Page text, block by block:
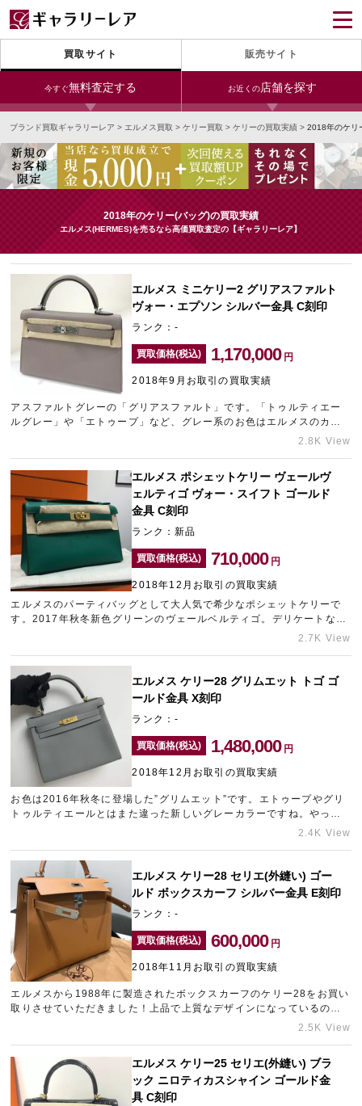
買取サイト 販売サイト
今すぐ無料査定する お近くの店舗を探す
今すぐLINE査定
24時間受付（対応時間10:00～19:00）
宅配買取を申し込む
無料の宅配キットをお届けします
今すぐ電話査定
受付時間 10:00～19:00
銀座本店 青山表参道店 新宿東口店
小田急新宿店
心斎橋本店 東心斎橋店 梅田店
なんば店 神戸元町(三宮)店 LAB大阪
中野ブロードウェイ
宅配買取を申し込む
無料の宅配キットをお届けします
ブランド買取ギャラリーレア > エルメス買取 > ケリー買取 > ケリーの買取実績 > 2018年のケリ
2018年のケリー(バッグ)の買取実績
エルメス(HERMES)を売るなら高価買取査定の【ギャラリーレア】
エルメス ミニケリー2 グリアスファルト
ヴォー・エプソン シルバー金具 C刻印
ランク：-
買取価格(税込) 1,170,000 円
2018年9月お取引の買取実績
アスファルトグレーの「グリアスファルト」です。「トゥルティエー
ルグレー」や「エトゥープ」など、グレー系のお色はエルメスのカラ
ーの中でも特に人気が高く、他にもブラック系など、お洋服に合わせ
2.8K View
エルメス ポシェットケリー ヴェールヴ
ェルティゴ ヴォー・スイフト ゴールド
金具 C刻印
ランク：新品
買取価格(税込) 710,000 円
2018年12月お取引の買取実績
エルメスのパーティバッグとして大人気で希少なポシェットケリーで
す。2017年秋冬新色グリーンのヴェールベルティゴ。デリケートなス
イフト素材は取り扱いに気を使う点があり、丈夫なエプソン素材でし
2.7K View
エルメス ケリー28 グリムエット トゴ ゴ
ールド金具 X刻印
ランク：-
買取価格(税込) 1,480,000 円
2018年12月お取引の買取実績
お色は2016年秋冬に登場した”グリムエット”です。エトゥープやグリ
トゥルティエールとはまた違った新しいグレーカラーですね。やっぱ
りブラックやグレーなどのモノトーンカラーは人気が落ちません！お
2.4K View
エルメス ケリー28 セリエ(外縫い) ゴー
ルド ボックスカーフ シルバー金具 E刻印
ランク：-
買取価格(税込) 600,000 円
2018年11月お取引の買取実績
エルメスから1988年に製造されたボックスカーフのケリー28をお買い
取りさせていただきました！上品で上質なデザインになっているので
シーズンやファッションを問わず持てるバッグになっております。カ
2.5K View
エルメス ケリー25 セリエ(外縫い) ブラ
ック ニロティカスシャイン ゴールド金
具 C刻印